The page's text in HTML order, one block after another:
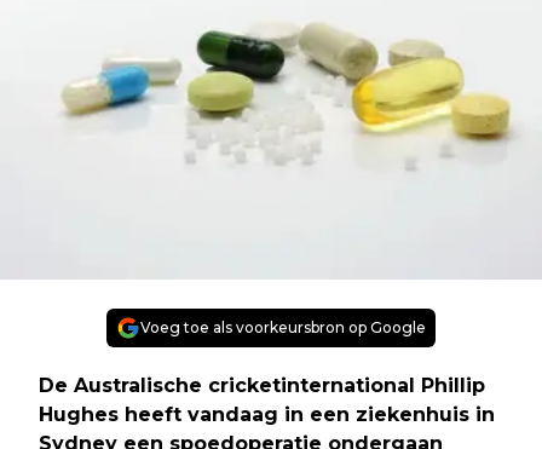
Voeg toe als voorkeursbron op Google
De Australische cricketinternational Phillip
Hughes heeft vandaag in een ziekenhuis in
Sydney een spoedoperatie ondergaan